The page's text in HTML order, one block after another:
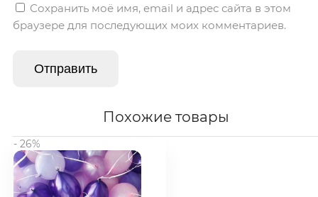
Сохранить моё имя, email и адрес сайта в этом
браузере для последующих моих комментариев.
Похожие товары
- 26%